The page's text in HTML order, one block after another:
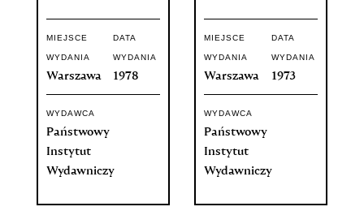
MIEJSCE
WYDANIA
Warszawa
DATA
WYDANIA
1978
WYDAWCA
Państwowy
Instytut
Wydawniczy
MIEJSCE
WYDANIA
Warszawa
DATA
WYDANIA
1973
WYDAWCA
Państwowy
Instytut
Wydawniczy